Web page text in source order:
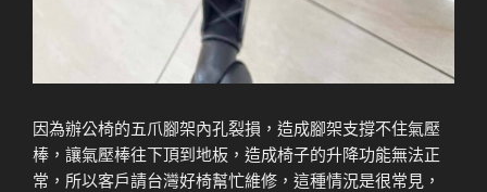
因為辦公椅的五爪腳架內孔裂損，造成腳架支撐不住氣壓
棒，讓氣壓棒往下頂到地板，造成椅子的升降功能無法正
常，所以客戶請台灣好椅幫忙維修，這種情況是很常見，